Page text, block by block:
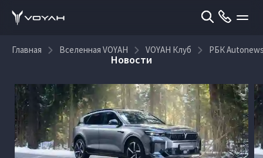
Главная Вселенная VOYAH VOYAH Клуб РБК
Новости